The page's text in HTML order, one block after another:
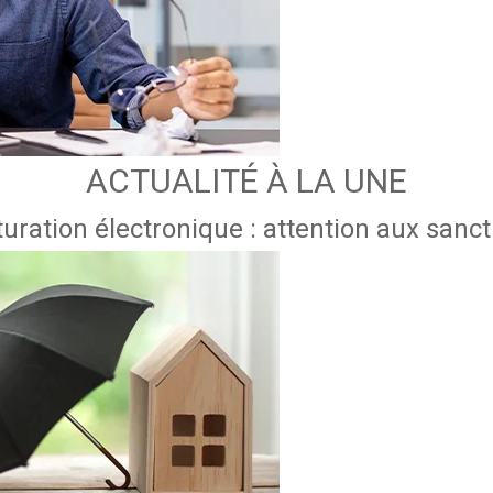
ACTUALITÉ À LA UNE
électronique : attention aux